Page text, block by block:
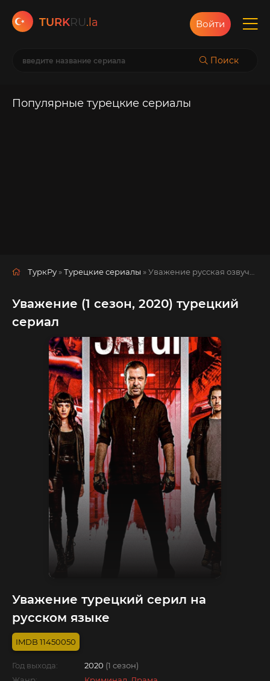
TURKRU.la
Поиск
Войти
Популярные турецкие сериалы
ТуркРу »Турецкие сериалы » Уважение русская озвучка смотреть полностью онлайн!
Уважение (1 сезон, 2020) турецкий
сериал
Уважение турецкий серил на
русском языке
11450050
Год выхода: 2020 (1 сезон)